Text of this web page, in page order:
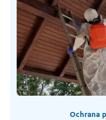
Ochrana